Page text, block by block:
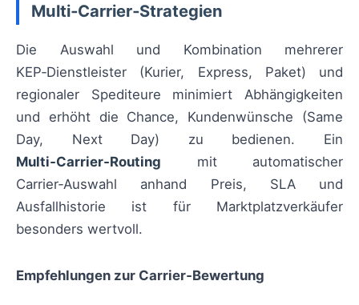
Multi‑Carrier‑Strategien
Die Auswahl und Kombination mehrerer
KEP‑Dienstleister (Kurier, Express, Paket) und
regionaler Spediteure minimiert Abhängigkeiten
und erhöht die Chance, Kundenwünsche (Same
Day, Next Day) zu bedienen. Ein
Multi‑Carrier‑Routing mit automatischer
Carrier‑Auswahl anhand Preis, SLA und
Ausfallhistorie ist für Marktplatzverkäufer
besonders wertvoll.
Empfehlungen zur Carrier‑Bewertung